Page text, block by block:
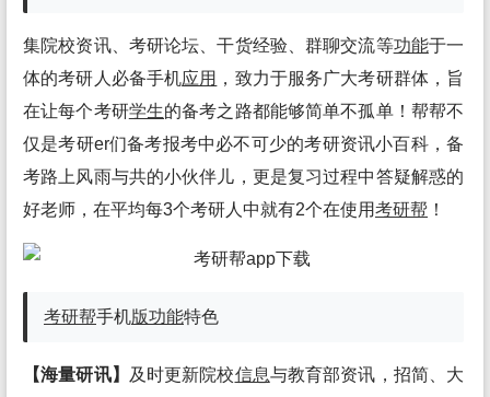
集院校资讯、考研论坛、干货经验、群聊交流等功能于一
体的考研人必备手机应用 ，致力于服务广大考研群体，旨
在让每个考研学生的备考之路都能够简单不孤单！帮帮不
仅是考研er们备考报考中必不可少的考研资讯小百科，备
考路上风雨与共的小伙伴儿，更是复习过程中答疑解惑的
好老师，在平均每3个考研人中就有2个在使用考研帮 ！
考研帮手机版功能特色
【海量研讯】 及时更新院校信息与教育部资讯，招简、大